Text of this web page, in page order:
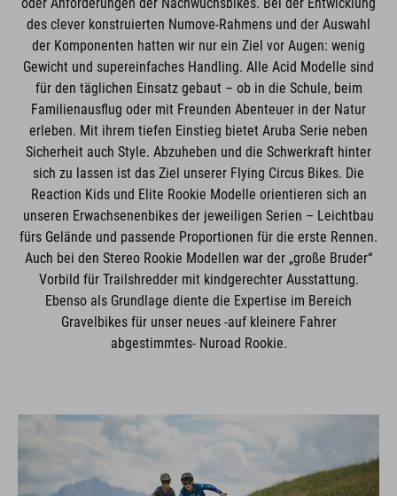
des clever konstruierten Numove-Rahmens und der Auswahl
der Komponenten hatten wir nur ein Ziel vor Augen: wenig
Gewicht und supereinfaches Handling. Alle Acid Modelle sind
für den täglichen Einsatz gebaut – ob in die Schule, beim
Familienausflug oder mit Freunden Abenteuer in der Natur
erleben. Mit ihrem tiefen Einstieg bietet Aruba Serie neben
Sicherheit auch Style. Abzuheben und die Schwerkraft hinter
sich zu lassen ist das Ziel unserer Flying Circus Bikes. Die
Reaction Kids und Elite Rookie Modelle orientieren sich an
unseren Erwachsenenbikes der jeweiligen Serien – Leichtbau
fürs Gelände und passende Proportionen für die erste Rennen.
Auch bei den Stereo Rookie Modellen war der „große Bruder“
Vorbild für Trailshredder mit kindgerechter Ausstattung.
Ebenso als Grundlage diente die Expertise im Bereich
Gravelbikes für unser neues -auf kleinere Fahrer
abgestimmtes- Nuroad Rookie.